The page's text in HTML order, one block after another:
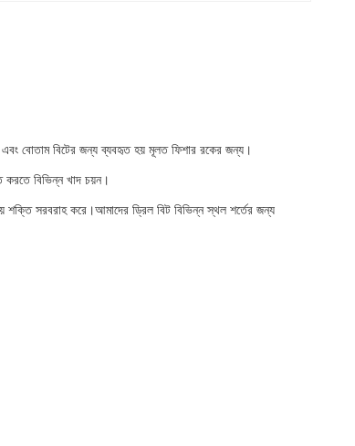
এবং বোতাম বিটের জন্য ব্যবহৃত হয় মূলত ফিশার রকের জন্য।
করতে বিভিন্ন খাদ চয়ন।
শক্তি সরবরাহ করে।আমাদের ড্রিল বিট বিভিন্ন স্থল শর্তের জন্য